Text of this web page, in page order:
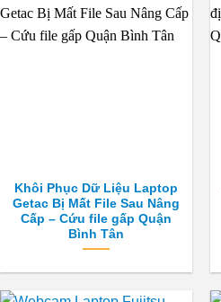
Khôi Phục Dữ Liệu Laptop
Getac Bị Mất File Sau Nâng
Cấp – Cứu file gấp Quận
Bình Tân